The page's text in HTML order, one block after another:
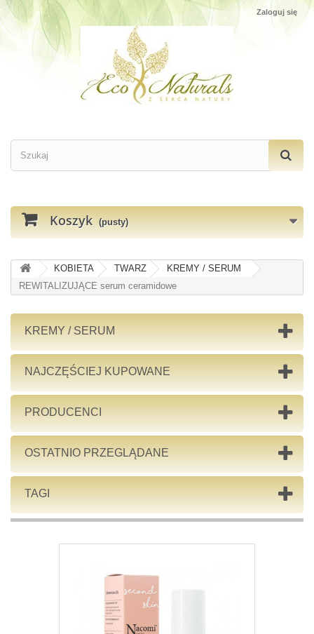
Zaloguj się
Koszyk (pusty)
KOBIETA TWARZ
KREMY / SERUM
REWITALIZUJĄCE serum ceramidowe
KREMY / SERUM
NAJCZĘŚCIEJ KUPOWANE
PRODUCENCI
OSTATNIO PRZEGLĄDANE
TAGI